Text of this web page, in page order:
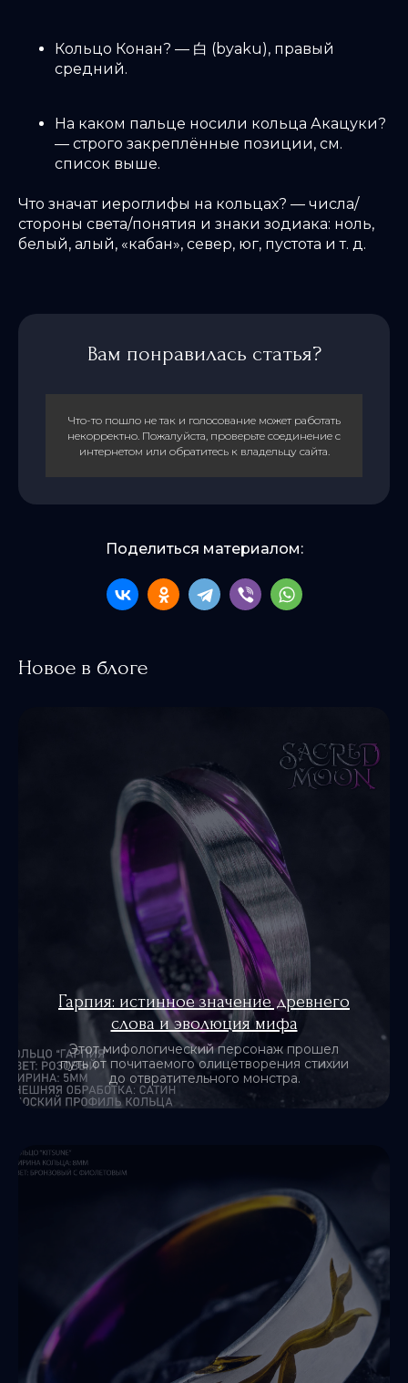
0
Кольцо Конан? — 白 (byaku), правый
средний.
На каком пальце носили кольца Акацуки?
— строго закреплённые позиции, см.
список выше.
Что значат иероглифы на кольцах? — числа/
стороны света/понятия и знаки зодиака: ноль,
белый, алый, «кабан», север, юг, пустота и т. д.
Вам понравилась статья?
Что-то пошло не так и голосование может работать
некорректно. Пожалуйста, проверьте соединение с
интернетом или обратитесь к владельцу сайта.
Поделиться материалом:
Новое в блоге
Гарпия: истинное значение древнего
слова и эволюция мифа
Этот мифологический персонаж прошел
путь от почитаемого олицетворения стихии
до отвратительного монстра.